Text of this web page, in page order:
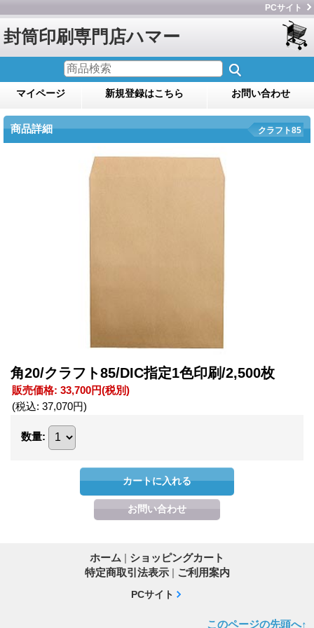
PCサイト
封筒印刷専門店ハマー
マイページ 新規登録はこちら お問い合わせ
商品詳細 クラフト85
角20/クラフト85/DIC指定1色印刷/2,500枚
販売価格: 33,700円(税別)
(税込: 37,070円)
数量:
ホーム | ショッピングカート
特定商取引法表示 | ご利用案内
PCサイト
このページの先頭へ↑